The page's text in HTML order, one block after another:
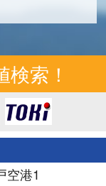
索！
空港1